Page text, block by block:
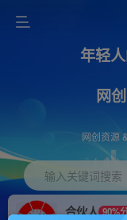
年轻
网
网创资源
输入关键词搜索
合伙人 90%